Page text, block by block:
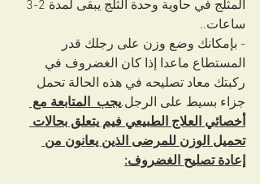
ساعات..
- بإمكانك وضع وزن على رجلك قدر
المستطاع ماعدا إذا كان الغضروف في
ركبتك معاد تصليحه في هذه الحالة تحمل
جزاء بسيط على الرجل.يجب  المتابعة مع
أخصائي العلاج الطبيعي فيم يتعلق بحالات
تحميل الوزن للمرضى الذين يعانون من
إعادة تصليح الغضروف: